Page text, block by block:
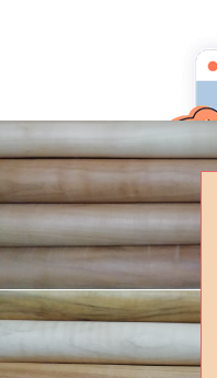
Accueil